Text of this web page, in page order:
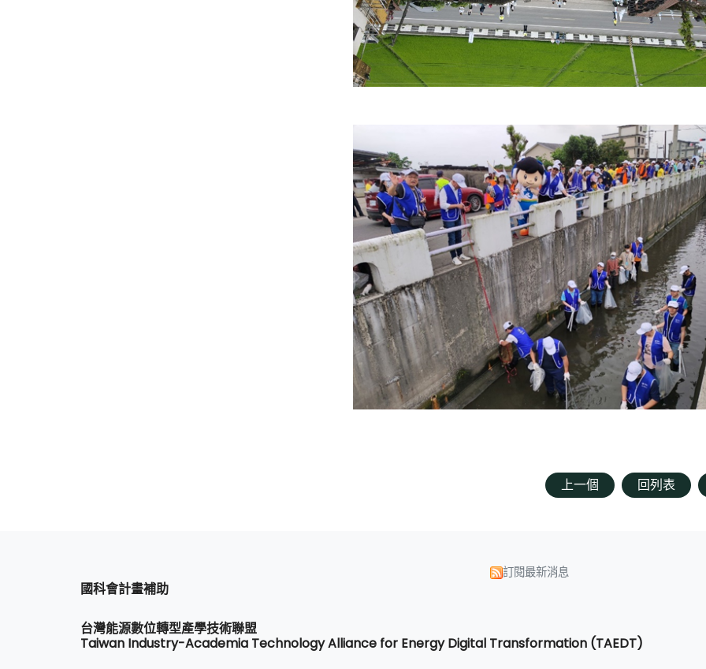
上一個 回列表
訂閱最新消息
國科會計畫補助
台灣能源數位轉型產學技術聯盟
Taiwan Industry-Academia Technology Alliance for Energy Digital Transformation (TAEDT)